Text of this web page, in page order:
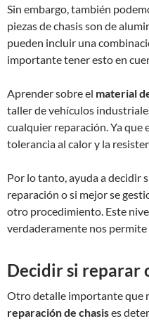
Sin embargo, también
piezas de chasis son de
pueden incluir una
importante tener esto en
Aprender sobre el material
taller de vehículos
cualquier reparación. Ya que
tolerancia al calor y la
Por lo tanto, ayuda a decidir
reparación o si mejor se
otro procedimiento. Este
verdaderamente nos
Decidir si reparar
Otro detalle importante que
reparación de chasises